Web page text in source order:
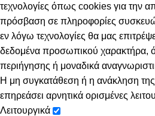
τεχνολογίες όπως cookies για την
πρόσβαση σε πληροφορίες
εν λόγω τεχνολογίες θα μας
δεδομένα προσωπικού χαρακτήρα,
περιήγησης ή μοναδικά
Η μη συγκατάθεση ή η ανάκληση
επηρεάσει αρνητικά ορισμένες
Λειτουργικά